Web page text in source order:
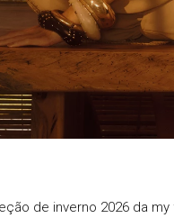
de inverno 2026 da